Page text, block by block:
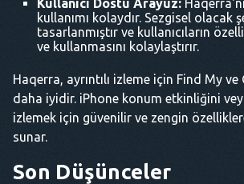
Kullanıcı Dostu Arayüz:
kullanımı kolaydır. Sezgisel olacak
tasarlanmıştır ve kullanıcıların
ve kullanmasını kolaylaştırır.
Haqerra, ayrıntılı izleme için Find My
daha iyidir. iPhone konum etkinliğini
izlemek için güvenilir ve zengin
sunar.
Son Düşünceler